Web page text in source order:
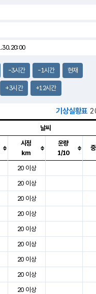
3.9m/s
-3시간 -1시간 현재
+3시간 +12시간
기상실황표
점, 날씨, 기온, 강수, 바람,
날씨
시정
km
운량
1/10
20 이상
20 이상
20 이상
20 이상
20 이상
20 이상
20 이상
20 이상
20 이상